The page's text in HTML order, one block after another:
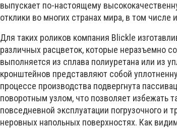
выпускает по-настоящему
отклики во многих странах мира, в том числе
Для таких роликов компания Blicklе
различных расцветок, которые неразъемно
выполняется из сплава полиуретана или из
кронштейнов представляют собой
процессе производства подвергнута
поворотным узлом, что позволяет избежать
повседневной эксплуатации погрузочного и
неровных напольных поверхностях. Как